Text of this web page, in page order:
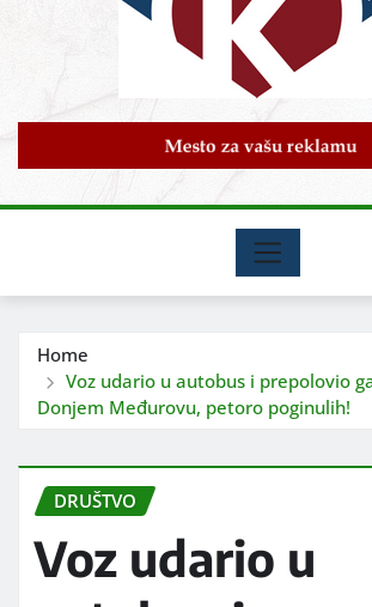
Home
Voz udario u autobus i prepolovio
Donjem Međurovu, petoro poginulih!
DRUŠTVO
Voz udario u